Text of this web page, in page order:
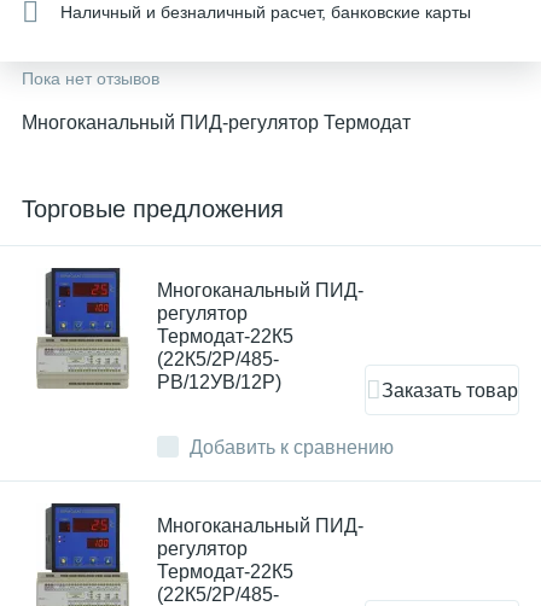
Наличный и безналичный расчет, банковские карты
Пока нет отзывов
Многоканальный ПИД-регулятор Термодат
Торговые предложения
Добавить к сравнению
Многоканальный ПИД-
регулятор
Термодат-22К5
(22К5/2Р/485-
РВ/12УВ/12Р)
Заказать товар
Многоканальный ПИД-
регулятор
Термодат-22К5
(22К5/2Р/485-